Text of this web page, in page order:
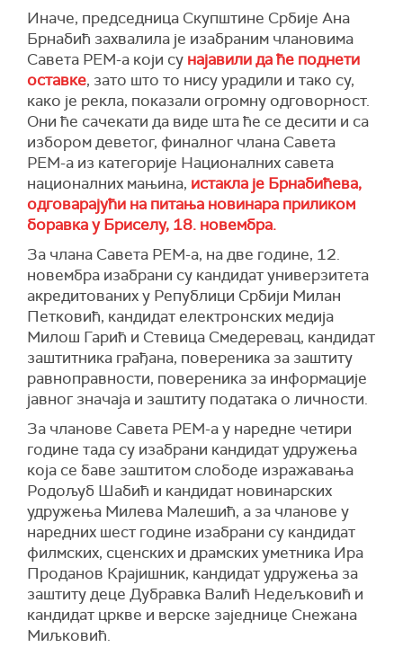
Иначе, председница Скупштине Србије Ана
Брнабић захвалила је изабраним члановима
Савета РЕМ-а који су најавили да ће поднети
оставке, зато што то нису урадили и тако су,
како је рекла, показали огромну одговорност.
Они ће сачекати да виде шта ће се десити и са
избором деветог, финалног члана Савета
РЕМ-а из категорије Националних савета
националних мањина, истакла је Брнабићева,
одговарајући на питања новинара приликом
боравка у Бриселу, 18. новембра.
За члана Савета РЕМ-а, на две године, 12.
новембра изабрани су кандидат универзитета
акредитованих у Републици Србији Милан
Петковић, кандидат електронских медија
Милош Гарић и Стевица Смедеревац, кандидат
заштитника грађана, повереника за заштиту
равноправности, повереника за информације
јавног значаја и заштиту података о личности.
За чланове Савета РЕМ-а у наредне четири
године тада су изабрани кандидат удружења
која се баве заштитом слободе изражавања
Родољуб Шабић и кандидат новинарских
удружења Милева Малешић, а за чланове у
наредних шест године изабрани су кандидат
филмских, сценских и драмских уметника Ира
Проданов Крајишник, кандидат удружења за
заштиту деце Дубравка Валић Недељковић и
кандидат цркве и верске заједнице Снежана
Миљковић.